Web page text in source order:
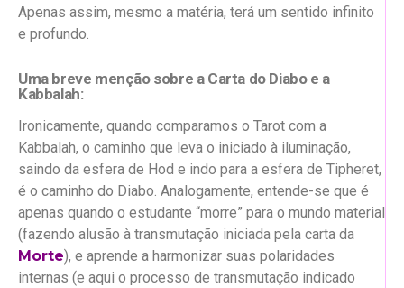
Apenas assim, mesmo a matéria, terá um sentido infinito
e profundo.
Uma breve menção sobre a Carta do Diabo e a
Kabbalah:
Ironicamente, quando comparamos o Tarot com a
Kabbalah, o caminho que leva o iniciado à iluminação,
saindo da esfera de Hod e indo para a esfera de Tipheret,
é o caminho do Diabo. Analogamente, entende-se que é
apenas quando o estudante “morre” para o mundo material
(fazendo alusão à transmutação iniciada pela carta da
Morte), e aprende a harmonizar suas polaridades
internas (e aqui o processo de transmutação indicado